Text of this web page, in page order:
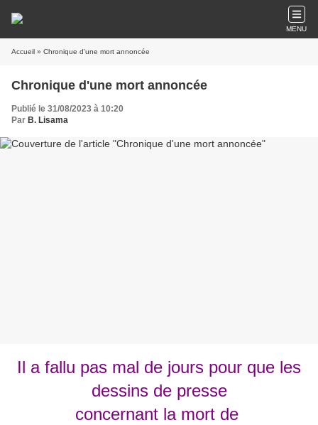
MENU
Accueil » Chronique d'une mort annoncée
Chronique d'une mort annoncée
Publié le 31/08/2023 à 10:20
Par B. Lisama
Il a fallu pas mal de jours pour que les
dessins de presse
concernant la mort de